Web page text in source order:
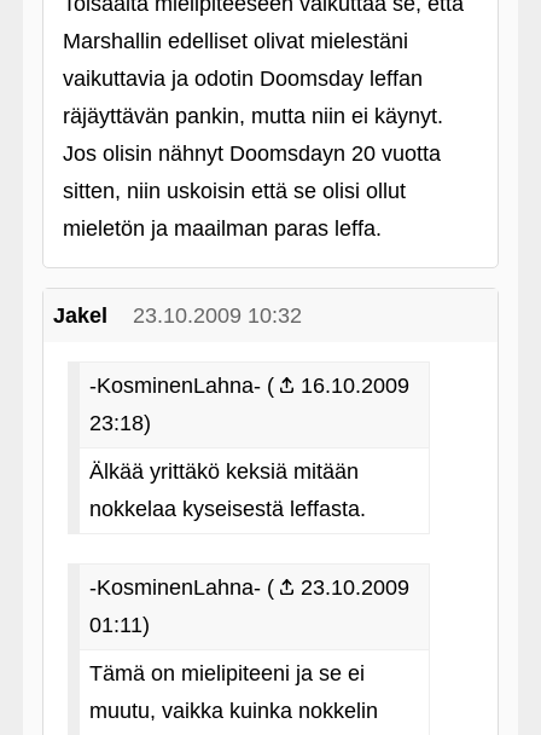
Marshallin edelliset olivat mielestäni
vaikuttavia ja odotin Doomsday leffan
räjäyttävän pankin, mutta niin ei käynyt.
Jos olisin nähnyt Doomsdayn 20 vuotta
sitten, niin uskoisin että se olisi ollut
mieletön ja maailman paras leffa.
Jakel 23.10.2009 10:32
-KosminenLahna- (
16.10.2009
23:18)
Älkää yrittäkö keksiä mitään
nokkelaa kyseisestä leffasta.
-KosminenLahna- (
23.10.2009
01:11)
Tämä on mielipiteeni ja se ei
muutu, vaikka kuinka nokkelin